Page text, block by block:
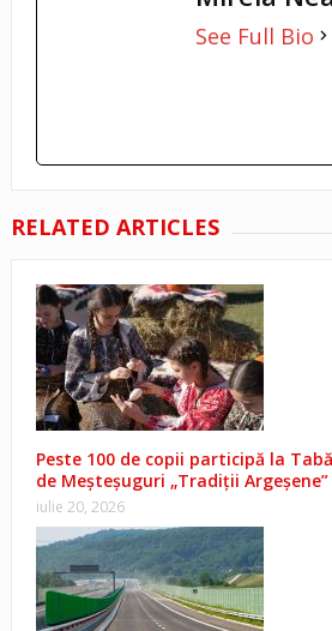
See Full Bio
RELATED ARTICLES
Peste 100 de copii participă la
de Meșteșuguri „Tradiții Argeșene”
iulie 20, 2026